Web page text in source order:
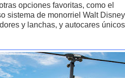
opciones favoritas, como el
sistema de monorriel Walt
y lanchas, y autocares